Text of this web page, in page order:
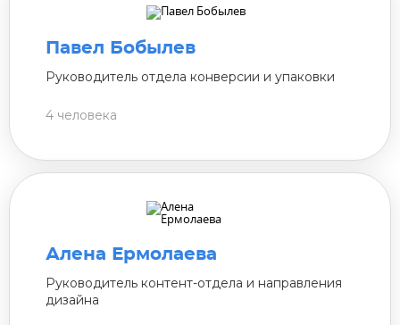
Павел Бобылев
Руководитель отдела конверсии и упаковки
4 человека
Алена Ермолаева
Руководитель контент-отдела и направления
дизайна